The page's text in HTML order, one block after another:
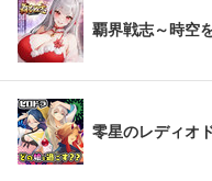
覇界戦志～時空
零星のレディオ